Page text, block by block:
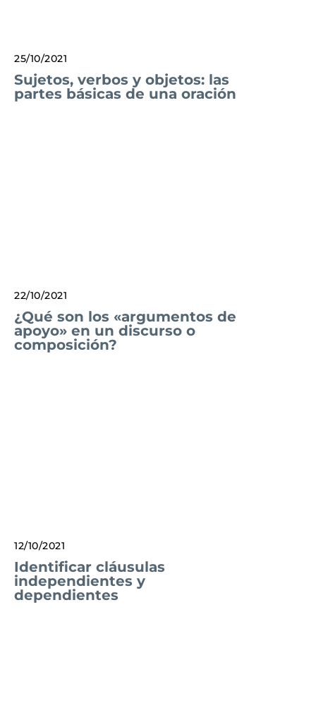
25/10/2021
Sujetos, verbos y objetos: las
partes básicas de una oración
22/10/2021
¿Qué son los «argumentos de
apoyo» en un discurso o
composición?
12/10/2021
Identificar cláusulas
independientes y
dependientes